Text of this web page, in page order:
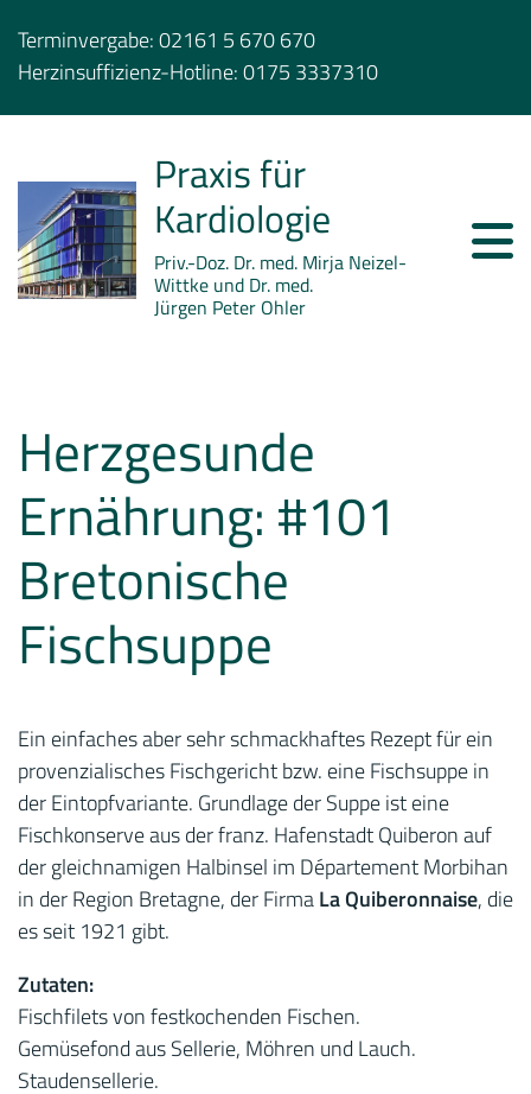
Terminvergabe:02161 5 670 670
Herzinsuffizienz-Hotline:0175 3337310
Praxis für
Kardiologie
Priv.-Doz. Dr. med. Mirja Neizel-
Wittke und Dr. med.
Jürgen Peter Ohler
Herzgesunde
Ernährung: #101
Bretonische
Fischsuppe
Ein einfaches aber sehr schmackhaftes Rezept für ein
provenzialisches Fischgericht bzw. eine Fischsuppe in
der Eintopfvariante. Grundlage der Suppe ist eine
Fischkonserve aus der franz. Hafenstadt Quiberon auf
der gleichnamigen Halbinsel im Département Morbihan
in der Region Bretagne, der FirmaLa Quiberonnaise, die
es seit 1921 gibt.
Zutaten:
Fischfilets von festkochenden Fischen.
Gemüsefond aus Sellerie, Möhren und Lauch.
Staudensellerie.